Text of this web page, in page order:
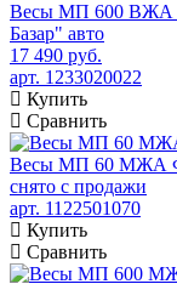
Весы МП 600 ВЖА
Базар" авто
17 490 руб.
арт. 1233020022
Купить
Сравнить
Весы МП 60 МЖА Ф-
снято с продажи
арт. 1122501070
Купить
Сравнить